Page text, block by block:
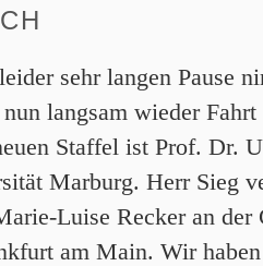
sehr langen Pause
langsam wieder
Staffel ist Prof. Dr.
Marburg. Herr Sieg
Luise Recker an der
am Main. Wir